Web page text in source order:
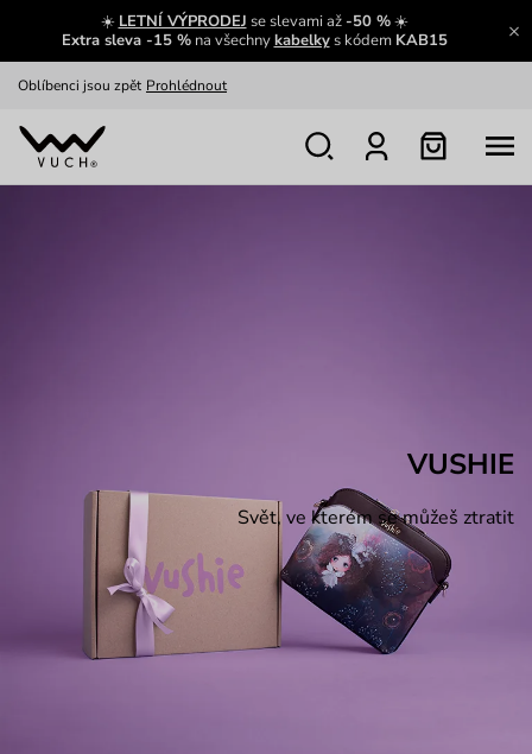
☀️ LETNÍ VÝPRODEJ se slevami až -50 %☀️
Extra sleva -15 %na všechnykabelkys kódem KAB15
Výměna a vrácení zdarma Zobrazit
Oblíbenci jsou zpět Prohlédnout
Nech se inspirovat
VUSHIE
Svět, ve kterém se můžeš ztratit